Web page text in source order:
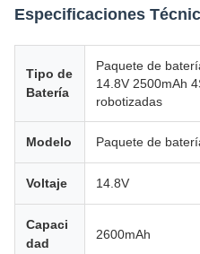
Especificaciones
Tipo de
Batería
Paquete de
14.8V 2500mAh
robotizadas
Modelo Paquete de
Voltaje 14.8V
Capaci
dad
2600mAh